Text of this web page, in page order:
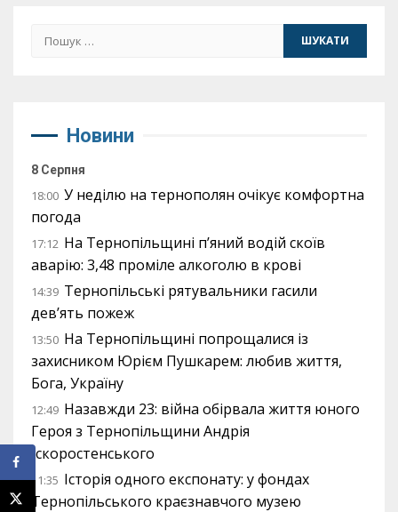
Пошук:
Новини
8 Серпня
18:00 У неділю на тернополян очікує комфортна
погода
17:12 На Тернопільщині п’яний водій скоїв
аварію: 3,48 проміле алкоголю в крові
14:39 Тернопільські рятувальники гасили
дев’ять пожеж
13:50 На Тернопільщині попрощалися із
захисником Юрієм Пушкарем: любив життя,
Бога, Україну
12:49 Назавжди 23: війна обірвала життя юного
Героя з Тернопільщини Андрія
Іскоростенського
11:35 Історія одного експонату: у фондах
Тернопільського краєзнавчого музею